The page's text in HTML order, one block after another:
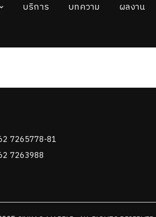
บริการ บทความ ผลงาน
7265778-81
7263988